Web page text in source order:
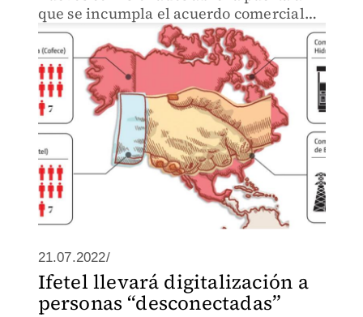
que se incumpla el acuerdo comercial
internacional: especialistas
21.07.2022/
Ifetel llevará digitalización a
personas “desconectadas”